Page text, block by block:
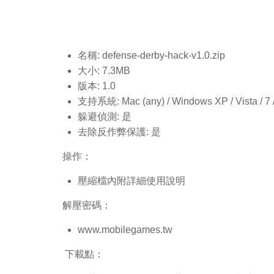
名稱: defense-derby-hack-v1.0.zip
大小: 7.3MB
版本: 1.0
支持系統: Mac (any) / Windows XP / Vista / 7
躲避偵測: 是
去除反作弊保護: 是
操作：
壓縮檔內附詳細使用說明
解壓密碼：
www.mobilegames.tw
下載點：